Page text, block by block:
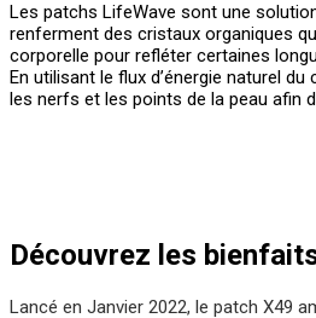
Les patchs LifeWave sont une
renferment des cristaux organiques
corporelle pour refléter certaines
En utilisant le flux d’énergie naturel
les nerfs et les points de la peau afin
Découvrez les
Lancé en Janvier 2022, le patch X49